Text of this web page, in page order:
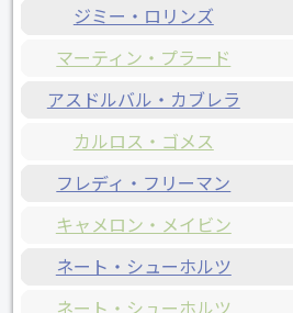
ジミー・ロリンズ
マーティン・プラード
アスドルバル・カブレラ
カルロス・ゴメス
フレディ・フリーマン
キャメロン・メイビン
ネート・シューホルツ
ネート・シューホルツ